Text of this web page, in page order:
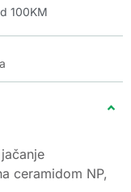
100KM
ceramidom NP,